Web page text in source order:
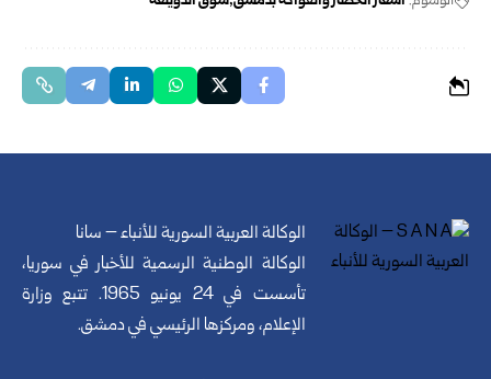
الوكالة العربية السورية للأنباء – سانا
الوكالة الوطنية الرسمية للأخبار في سوريا،
تأسست في 24 يونيو 1965. تتبع وزارة
الإعلام، ومركزها الرئيسي في دمشق.